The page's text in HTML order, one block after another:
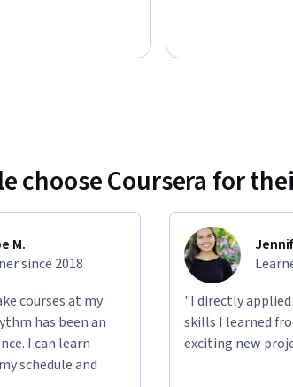
choose Coursera for
M.
since 2018
courses at my
has been an
I can learn
schedule and
"I directly
skills I learned
exciting new